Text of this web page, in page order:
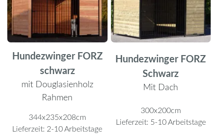
Hundezwinger FORZ
schwarz
mit Douglasienholz
Rahmen
344x235x208cm
Lieferzeit: 2-10 Arbeitstage
Hundezwinger FORZ
Schwarz
Mit Dach
300x200cm
Lieferzeit: 5-10 Arbeitstage